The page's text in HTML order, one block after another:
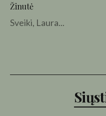
Žinutė